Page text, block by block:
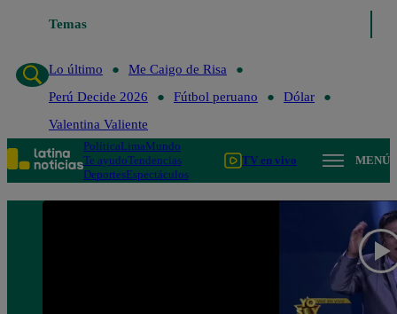
Temas
Lo último
Me Caigo de Risa
Perú Decide 2026
Fútbol peruano
Dólar
Valentina Valiente
PolíticaLimaMundo
Te ayudoTendencias
DeportesEspectáculos
TV en vivo MENÚ